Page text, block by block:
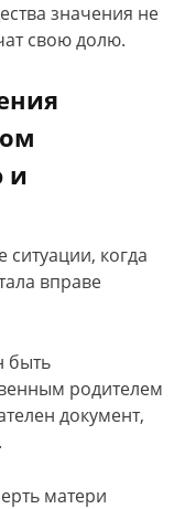
значения не
свою долю.
и
когда
вправе
быть
родителем
документ,
матери